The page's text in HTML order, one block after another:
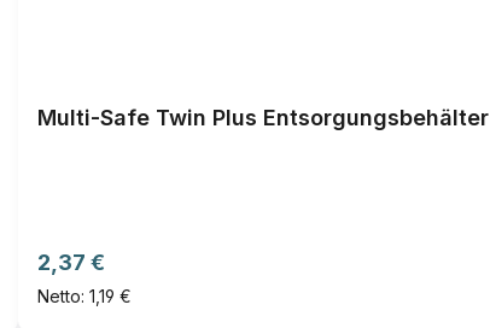
Multi-Safe Twin Plus Entsorgungsbehälter
Regulärer Preis:
2,37 €
Netto: 1,19 €